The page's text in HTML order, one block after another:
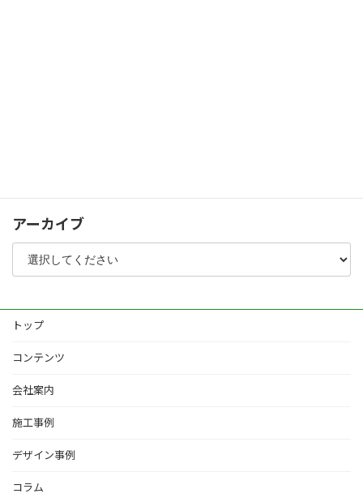
アーカイブ
トップ
コンテンツ
会社案内
施工事例
デザイン事例
コラム